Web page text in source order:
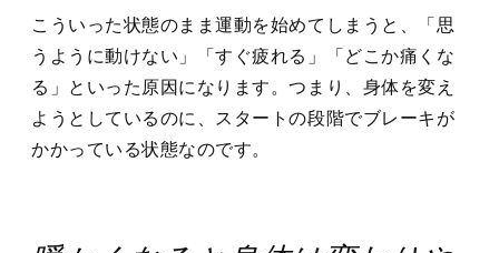
こういった状態のまま運動を始めてしまうと、「思
うように動けない」「すぐ疲れる」「どこか痛くな
る」といった原因になります。つまり、身体を変え
ようとしているのに、スタートの段階でブレーキが
かかっている状態なのです。